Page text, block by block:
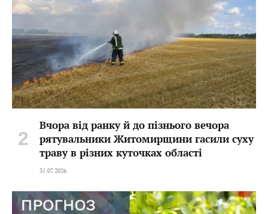
Вчора від ранку й до пізнього вечора
рятувальники Житомирщини гасили суху
траву в різних куточках області
31.07.2026